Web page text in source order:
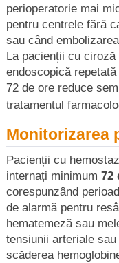
perioperatorie mai
pentru centrele fără
sau când
La pacienții cu
endoscopică
72 de ore reduce
tratamentul
Monitorizarea
Pacienții cu
internați minimum 72
corespunzând
de alarmă pentru
hematemeză sau
tensiunii arteriale
scăderea